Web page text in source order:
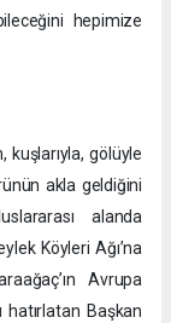
hepimize
kuşlarıyla, gölüyle
akla geldiğini
alanda
Köyleri Ağı’na
Avrupa
hatırlatan Başkan